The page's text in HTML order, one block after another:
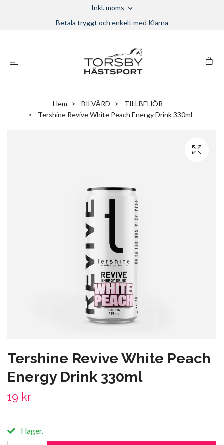
Inkl. moms
Betala tryggt och enkelt med Klarna
Hem BILVÅRD
TILLBEHÖR
Tershine Revive White Peach Energy Drink 330ml
Tershine Revive White Peach
Energy Drink 330ml
19 kr
I lager.